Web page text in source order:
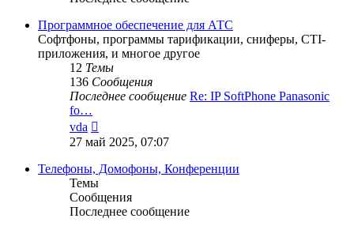
Программное обеспечение для АТС
Софтфоны, программы тарификации, сниферы, CTI-
приложения, и многое другое
12 Темы
136 Сообщения
Последнее сообщение Re: IP SoftPhone Panasonic
fo…
vda
к
последнему
сообщению
27 май 2025, 07:07
Телефоны, Домофоны, Конференции
Темы
Сообщения
Последнее сообщение